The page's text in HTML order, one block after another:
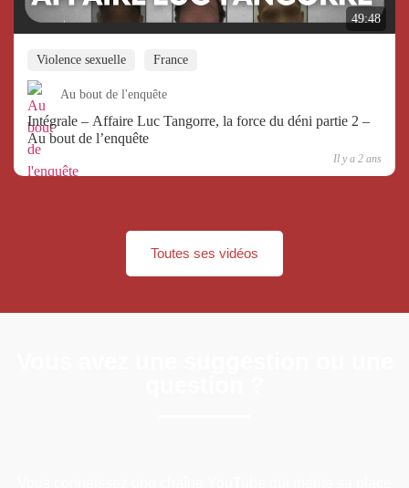
49:48
Violence sexuelle France
Au bout de l'enquête
Intégrale – Affaire Luc Tangorre, la force du déni partie 2 –
Au bout de l’enquête
Il y a 2 ans
Toutes ses vidéos